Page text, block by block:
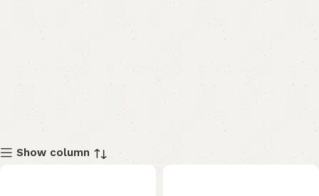
Show column